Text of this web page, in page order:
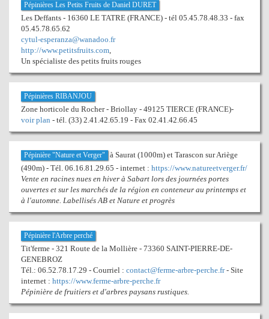
Pépinières Les Petits Fruits de Daniel DURET
Les Deffants - 16360 LE TATRE (FRANCE) - tél 05.45.78.48.33 - fax
05.45.78.65.62
cytul-esperanza@wanadoo.fr
http://www.petitsfruits.com,
Un spécialiste des petits fruits rouges
Pépinières RIBANJOU
Zone horticole du Rocher - Briollay - 49125 TIERCE (FRANCE)-
voir plan - tél. (33) 2.41.42.65.19 - Fax 02.41.42.66.45
Pépinière "Nature et Verger"
à Saurat (1000m) et Tarascon sur Ariège
(490m) - Tél. 06.16.81.29.65 - internet : https://www.natureetverger.fr/
Vente en racines nues en hiver à Sabart lors des journées portes
ouvertes et sur les marchés de la région en conteneur au printemps et
à l'automne. Labellisés AB et Nature et progrès
Pépinière l'Arbre perché
Tit'ferme - 321 Route de la Mollière - 73360 SAINT-PIERRE-DE-
GENEBROZ
Tél.: 06.52.78.17.29 - Courriel : contact@ferme-arbre-perche.fr- Site
internet : https://www.ferme-arbre-perche.fr
Pépinière de fruitiers et d'arbres paysans rustiques.